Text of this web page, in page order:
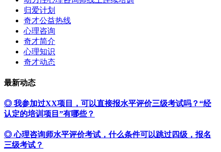
归爱计划
奇才公益热线
心理咨询
奇才简介
心理知识
奇才动态
最新动态
◎ 我参加过XX项目，可以直接报水平评价三级考试吗？“经
认定的培训项目”有哪些？
◎ 心理咨询师水平评价考试，什么条件可以跳过四级，报名
三级考试？